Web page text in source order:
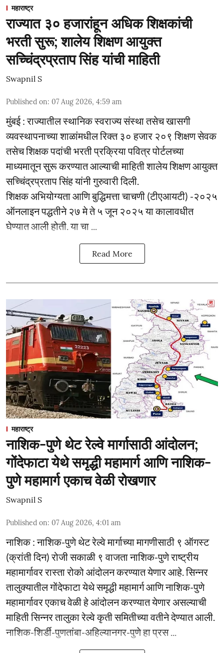
महाराष्ट्र
राज्यात ३० हजारांहून अधिक शिक्षकांची
भरती सुरू; शालेय शिक्षण आयुक्त
सच्चिंद्रप्रताप सिंह यांची माहिती
Swapnil S
Published on: 07 Aug 2026, 4:59 am
मुंबई : राज्यातील स्थानिक स्वराज्य संस्था तसेच खासगी
व्यवस्थापनाच्या शाळांमधील रिक्त ३० हजार २०९ शिक्षण सेवक
तसेच शिक्षक पदांची भरती प्रक्रिया पवित्र पोर्टलच्या
माध्यमातून सुरू करण्यात आल्याची माहिती शालेय शिक्षण आयुक्त
सच्चिंद्रप्रताप सिंह यांनी गुरुवारी दिली.
शिक्षक अभियोग्यता आणि बुद्धिमत्ता चाचणी (टीएआयटी) -२०२५
ऑनलाइन पद्धतीने २७ मे ते ५ जून २०२५ या कालावधीत
घेण्यात आली होती. या चा ...
Read More
महाराष्ट्र
नाशिक-पुणे थेट रेल्वे मार्गासाठी आंदोलन;
गोंदेफाटा येथे समृद्धी महामार्ग आणि नाशिक-
पुणे महामार्ग एकाच वेळी रोखणार
Swapnil S
Published on: 07 Aug 2026, 4:01 am
नाशिक : नाशिक-पुणे थेट रेल्वे मार्गाच्या मागणीसाठी ९ ऑगस्ट
(क्रांती दिन) रोजी सकाळी ९ वाजता नाशिक-पुणे राष्ट्रीय
महामार्गावर रास्ता रोको आंदोलन करण्यात येणार आहे. सिन्नर
तालुक्यातील गोंदेफाटा येथे समृद्धी महामार्ग आणि नाशिक-पुणे
महामार्गावर एकाच वेळी हे आंदोलन करण्यात येणार असल्याची
माहिती सिन्नर तालुका रेल्वे कृती समितीच्या वतीने देण्यात आली.
नाशिक-शिर्डी-पुणतांबा-अहिल्यानगर-पुणे हा प्रस ...